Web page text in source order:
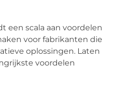
een scala aan voordelen
voor fabrikanten die
oplossingen. Laten
voordelen